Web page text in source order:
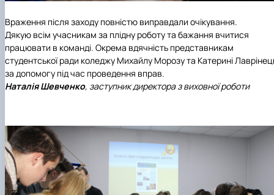
Враження після заходу повністю виправдали очікування.
Дякую всім учасникам за плідну роботу та бажання вчитися
працювати в команді. Окрема вдячність представникам
студентської ради коледжу Михайлу Морозу та Катерині
за допомогу під час проведення вправ.
Наталія Шевченко, заступник директора з виховної роботи